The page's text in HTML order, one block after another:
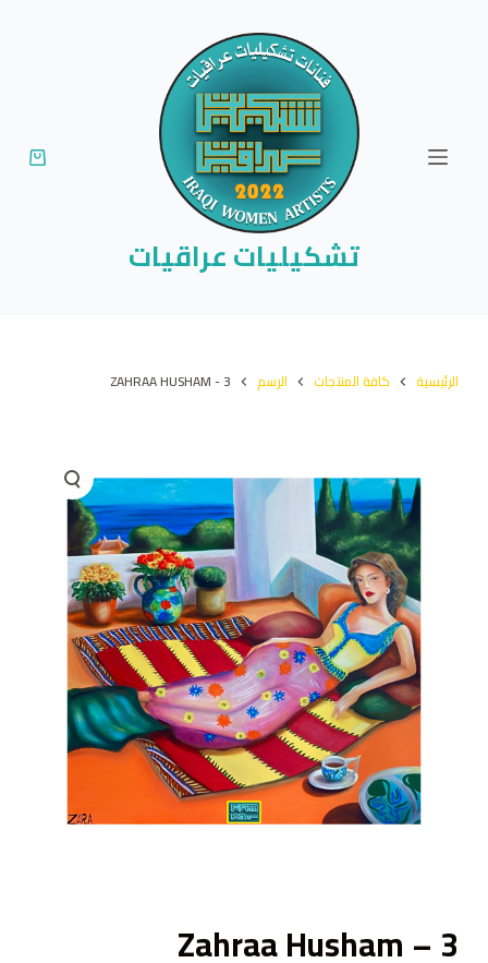
تشكيليات عراقيات
الرئيسية كافة المنتجات الرسم ZAHRAA HUSHAM - 3
Zahraa Husham – 3